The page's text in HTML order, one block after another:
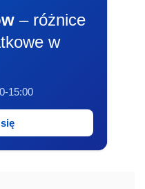
– różnice
w
15:00